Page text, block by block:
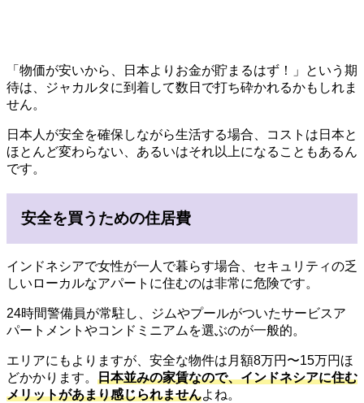
「物価が安いから、日本よりお金が貯まるはず！」という期
待は、ジャカルタに到着して数日で打ち砕かれるかもしれま
せん。
日本人が安全を確保しながら生活する場合、コストは日本と
ほとんど変わらない、あるいはそれ以上になることもあるん
です。
安全を買うための住居費
インドネシアで女性が一人で暮らす場合、セキュリティの乏
しいローカルなアパートに住むのは非常に危険です。
24時間警備員が常駐し、ジムやプールがついたサービスア
パートメントやコンドミニアムを選ぶのが一般的。
エリアにもよりますが、安全な物件は月額8万円〜15万円ほ
どかかります。 日本並みの家賃なので、インドネシアに住む
メリットがあまり感じられませんよね。